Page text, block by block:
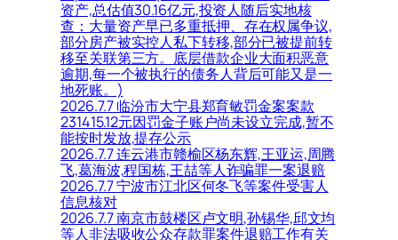
资产,总估值30.16亿元,投资人随后实地核
查：大量资产早已多重抵押、存在权属争议,
部分房产被实控人私下转移,部分已被提前转
移至关联第三方。底层借款企业大面积恶意
逾期,每一个被执行的债务人背后可能又是一
地死账。)
2026.7.7 临汾市大宁县郑育敏罚金案案款
231415.12元因罚金子账户尚未设立完成,暂不
能按时发放,提存公示
2026.7.7 连云港市赣榆区杨东辉,王亚运,周腾
飞,葛海波,程国栋,王喆等人诈骗罪一案退赔
2026.7.7 宁波市江北区何冬飞等案件受害人
信息核对
2026.7.7 南京市鼓楼区卢文明,孙锡华,邱文均
等人非法吸收公众存款罪案件退赔工作有关